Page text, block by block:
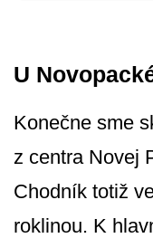
U
Konečne sme
z centra Novej
Chodník totiž
roklinou. K